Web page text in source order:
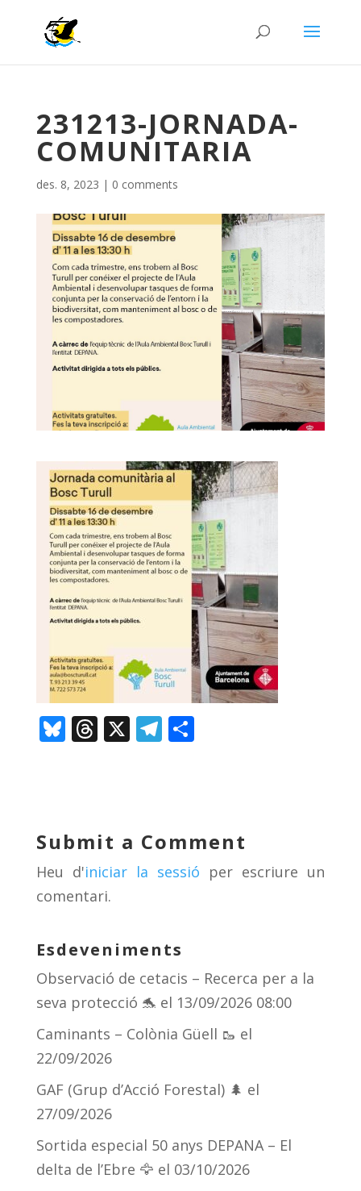
231213-JORNADA-
COMUNITARIA
des. 8, 2023 | 0 comments
Bl
y
T
d
s
X T
a
m
C
ar
te
ix
Submit a Comment
Heu d'iniciar la sessió per escriure un
comentari.
Esdeveniments
Observació de cetacis – Recerca per a la
seva protecció 🐬 el 13/09/2026 08:00
Caminants – Colònia Güell 🥾 el
22/09/2026
GAF (Grup d’Acció Forestal) 🌲 el
27/09/2026
Sortida especial 50 anys DEPANA – El
delta de l’Ebre 🦅 el 03/10/2026